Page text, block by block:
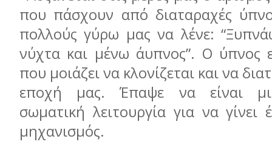
που πάσχουν από διαταραχές
πολλούς γύρω μας να λένε:
νύχτα και μένω άυπνος”. O ύπνος
που μοιάζει να κλονίζεται και να
εποχή μας. Έπαψε να είναι
σωματική λειτουργία για να γίνει
μηχανισμός.